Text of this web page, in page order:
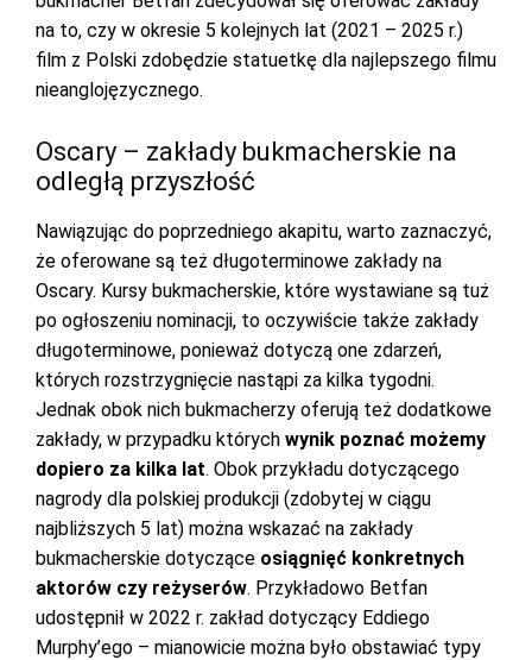
na to, czy w okresie 5 kolejnych lat (2021 – 2025 r.)
film z Polski zdobędzie statuetkę dla najlepszego filmu
nieanglojęzycznego.
Oscary – zakłady bukmacherskie na
odległą przyszłość
Nawiązując do poprzedniego akapitu, warto zaznaczyć,
że oferowane są też długoterminowe zakłady na
Oscary. Kursy bukmacherskie, które wystawiane są tuż
po ogłoszeniu nominacji, to oczywiście także zakłady
długoterminowe, ponieważ dotyczą one zdarzeń,
których rozstrzygnięcie nastąpi za kilka tygodni.
Jednak obok nich bukmacherzy oferują też dodatkowe
zakłady, w przypadku których wynik poznać możemy
dopiero za kilka lat. Obok przykładu dotyczącego
nagrody dla polskiej produkcji (zdobytej w ciągu
najbliższych 5 lat) można wskazać na zakłady
bukmacherskie dotyczące osiągnięć konkretnych
aktorów czy reżyserów. Przykładowo Betfan
udostępnił w 2022 r. zakład dotyczący Eddiego
Murphy’ego – mianowicie można było obstawiać typy